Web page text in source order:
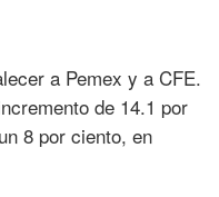
a Pemex y a CFE.
de 14.1 por
8 por ciento, en